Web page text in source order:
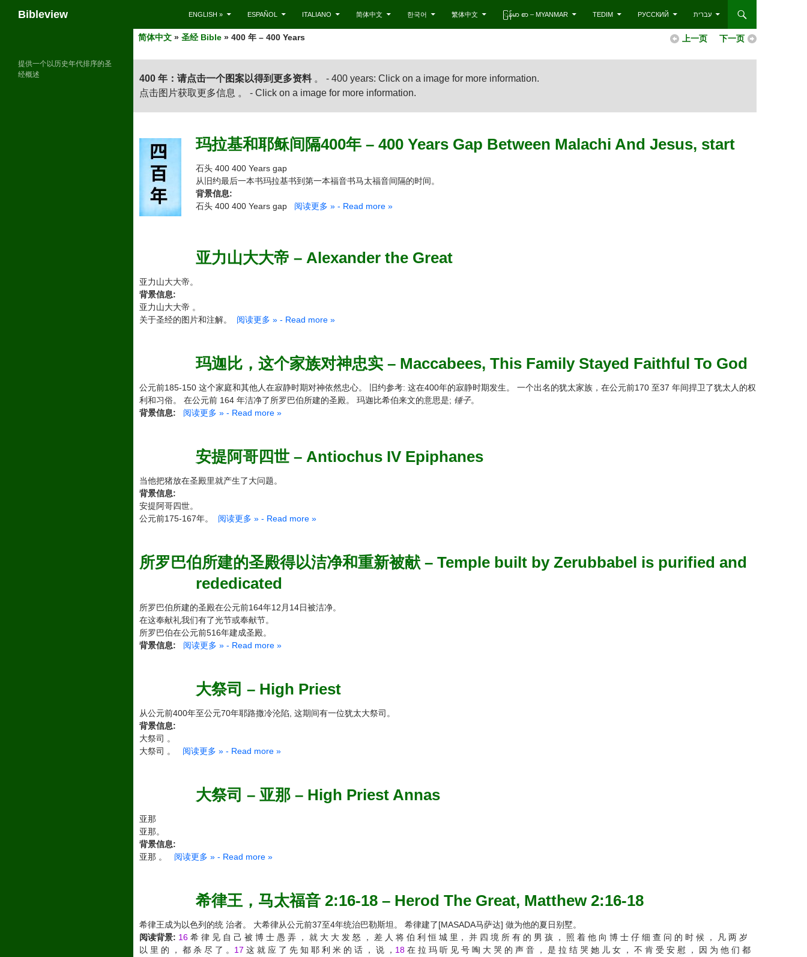
content
Bibleview ENGLISH » ESPAÑOL ITALIANO 简体中文 한국어 繁体中文 ြန်မာ စာ – MYANMAR TEDIM РУССКИЙ עברית
下一页
上一页
简体中文 » 圣经 Bible » 400 年 – 400 Years
400 年：请点击一个图案以得到更多资料。 - 400 years: Click on a image for more information.
点击图片获取更多信息 。 - Click on a image for more information.
玛拉基和耶稣间隔400年 – 400 Years Gap Between Malachi And Jesus, start
石头 400 400 Years gap
从旧约最后一本书玛拉基书到第一本福音书马太福音间隔的时间。
背景信息:
石头 400 400 Years gap
阅读更多 » - Read more »
亚力山大大帝 – Alexander the Great
亚力山大大帝。
背景信息:
亚力山大大帝 。
关于圣经的图片和注解。
阅读更多 » - Read more »
玛迦比，这个家族对神忠实 – Maccabees, This Family Stayed Faithful To God
公元前185-150 这个家庭和其他人在寂静时期对神依然忠心。 旧约参考: 这在400年的寂静时期发生。 一个出名的犹太家族，在公元前170 至37 年间捍卫了犹太人的权
利和习俗。 在公元前 164 年洁净了所罗巴伯所建的圣殿。 玛迦比希伯来文的意思是; 锤子。
背景信息:
阅读更多 » - Read more »
安提阿哥四世 – Antiochus IV Epiphanes
当他把猪放在圣殿里就产生了大问题。
背景信息:
安提阿哥四世。
公元前175-167年。
阅读更多 » - Read more »
所罗巴伯所建的圣殿得以洁净和重新被献 – Temple built by Zerubbabel is purified and
rededicated
所罗巴伯所建的圣殿在公元前164年12月14日被洁净。
在这奉献礼我们有了光节或奉献节。
所罗巴伯在公元前516年建成圣殿。
背景信息:
阅读更多 » - Read more »
大祭司 – High Priest
从公元前400年至公元70年耶路撒冷沦陷, 这期间有一位犹太大祭司。
背景信息:
大祭司 。
大祭司 。
阅读更多 » - Read more »
大祭司 – 亚那 – High Priest Annas
亚那
亚那。
背景信息:
亚那 。
阅读更多 » - Read more »
希律王，马太福音 2:16-18 – Herod The Great, Matthew 2:16-18
希律王成为以色列的统 治者。 大希律从公元前37至4年统治巴勒斯坦。 希律建了[MASADA马萨达] 做为他的夏日别墅。
阅读背景: 16 希 律 见 自 己 被 博 士 愚 弄 ， 就 大 大 发 怒 ， 差 人 将 伯 利 恒 城 里， 并 四 境 所 有 的 男 孩 ， 照 着 他 向 博 士 仔 细 查 问 的 时 候 ， 凡 两 岁
以 里 的 ， 都 杀 尽 了 。 17 这 就 应 了 先 知 耶 利 米 的 话 ， 说 ， 18 在 拉 玛 听 见 号 啕 大 哭 的 声 音 ， 是 拉 结 哭 她 儿 女 ， 不 肯 受 安 慰 ， 因 为 他 们 都
提供一个以历史年代排序的圣
经概述